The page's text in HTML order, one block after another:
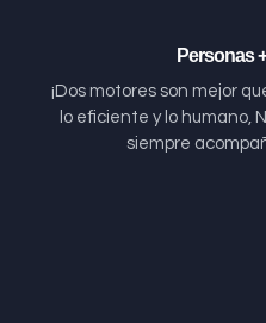
Personas
¡Dos motores son mejor
lo eficiente y lo humano,
siempre